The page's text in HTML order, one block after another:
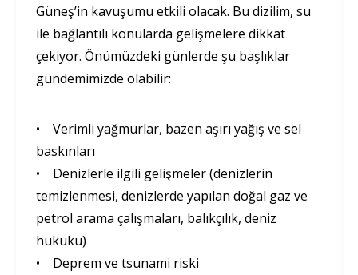
Güneş’in kavuşumu etkili olacak. Bu dizilim, su
ile bağlantılı konularda gelişmelere dikkat
çekiyor. Önümüzdeki günlerde şu başlıklar
gündemimizde olabilir:
• Verimli yağmurlar, bazen aşırı yağış ve sel
baskınları
• Denizlerle ilgili gelişmeler (denizlerin
temizlenmesi, denizlerde yapılan doğal gaz ve
petrol arama çalışmaları, balıkçılık, deniz
hukuku)
• Deprem ve tsunami riski